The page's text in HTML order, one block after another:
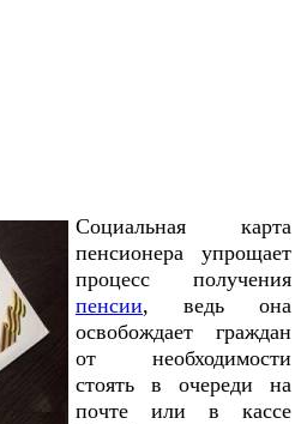
Социальная карта
пенсионера упрощает
процесс получения
пенсии, ведь она
освобождает граждан
от необходимости
стоять в очереди на
почте или в кассе